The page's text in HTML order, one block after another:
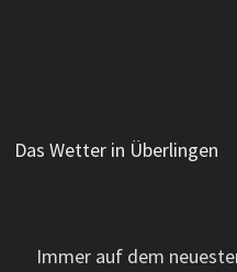
Das Wetter in Überlingen
Immer auf dem